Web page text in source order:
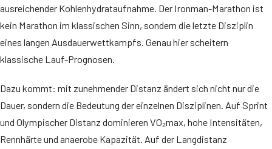
ausreichender Kohlenhydrataufnahme. Der Ironman-Marathon ist
kein Marathon im klassischen Sinn, sondern die letzte Disziplin
eines langen Ausdauerwettkampfs. Genau hier scheitern
klassische Lauf-Prognosen.
Dazu kommt: mit zunehmender Distanz ändert sich nicht nur die
Dauer, sondern die Bedeutung der einzelnen Disziplinen. Auf Sprint
und Olympischer Distanz dominieren VO₂max, hohe Intensitäten,
Rennhärte und anaerobe Kapazität. Auf der Langdistanz